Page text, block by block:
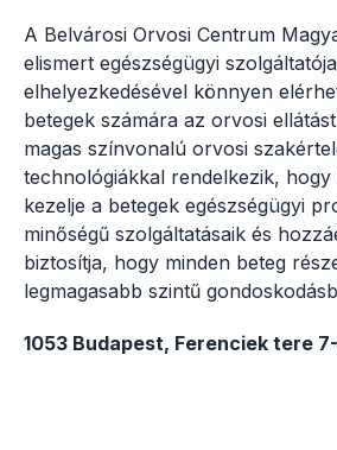
A Belvárosi Orvosi Centrum
elismert egészségügyi
elhelyezkedésével könnyen
betegek számára az orvosi
magas színvonalú orvosi
technológiákkal rendelkezik,
kezelje a betegek egészségügyi
minőségű szolgáltatásaik és
biztosítja, hogy minden beteg
legmagasabb szintű
1053 Budapest, Ferenciek tere